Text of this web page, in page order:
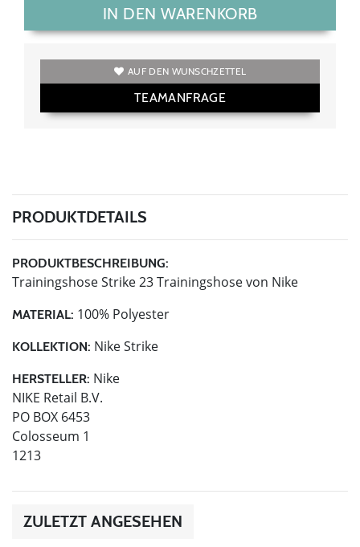
IN DEN WARENKORB
AUF DEN WUNSCHZETTEL
TEAMANFRAGE
PRODUKTDETAILS
PRODUKTBESCHREIBUNG:
Trainingshose Strike 23 Trainingshose von Nike
MATERIAL: 100% Polyester
KOLLEKTION: Nike Strike
HERSTELLER: Nike
NIKE Retail B.V.
PO BOX 6453
Colosseum 1
1213
ZULETZT ANGESEHEN